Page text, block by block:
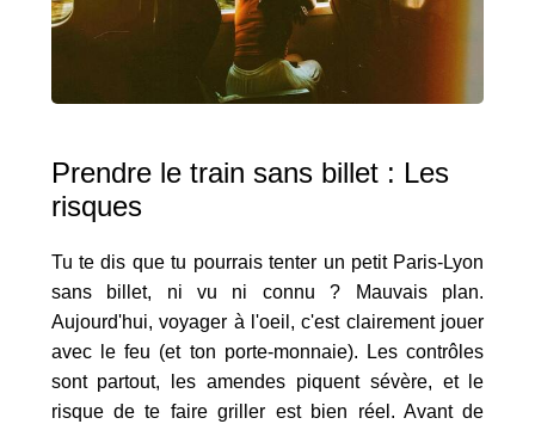
Prendre le train sans billet : Les
risques
Tu te dis que tu pourrais tenter un petit Paris-Lyon
sans billet, ni vu ni connu ? Mauvais plan.
Aujourd'hui, voyager à l'oeil, c'est clairement jouer
avec le feu (et ton porte-monnaie). Les contrôles
sont partout, les amendes piquent sévère, et le
risque de te faire griller est bien réel. Avant de